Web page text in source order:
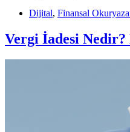
Dijital, Finansal
Vergi İadesi Nedir?